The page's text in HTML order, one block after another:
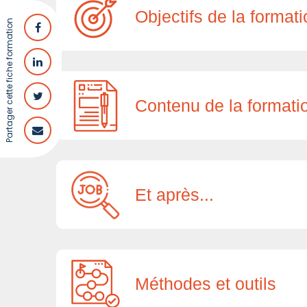
Partager cette fiche formation
Objectifs de la
Contenu de la
Et après...
Méthodes et outils